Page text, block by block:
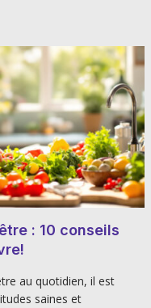
: 10 conseils
au quotidien, il est
saines et